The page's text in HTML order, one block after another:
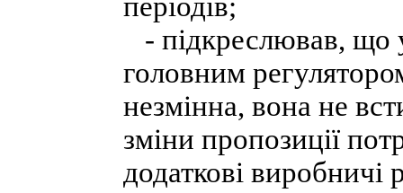
- підкреслював, що
головним
незмінна, вона не
зміни пропозиції
додаткові виробничі